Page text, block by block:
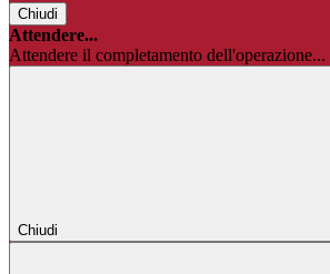
Chiudi
Attendere...
Attendere il completamento dell'operazione...
Chiudi